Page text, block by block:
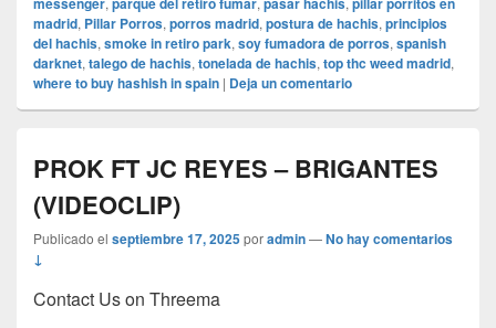
madrid, Pillar Porros, porros madrid, postura de hachis, principios
del hachis, smoke in retiro park, soy fumadora de porros, spanish
darknet, talego de hachis, tonelada de hachis, top thc weed madrid,
where to buy hashish in spain | Deja un comentario
PROK FT JC REYES – BRIGANTES
(VIDEOCLIP)
Publicado el septiembre 17, 2025poradmin—No hay comentarios
↓
Contact Us on Threema